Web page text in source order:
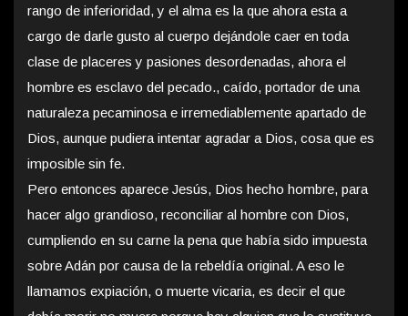
rango de inferioridad, y el alma es la que ahora esta a
cargo de darle gusto al cuerpo dejándole caer en toda
clase de placeres y pasiones desordenadas, ahora el
hombre es esclavo del pecado., caído, portador de una
naturaleza pecaminosa e irremediablemente apartado de
Dios, aunque pudiera intentar agradar a Dios, cosa que es
imposible sin fe.
Pero entonces aparece Jesús, Dios hecho hombre, para
hacer algo grandioso, reconciliar al hombre con Dios,
cumpliendo en su carne la pena que había sido impuesta
sobre Adán por causa de la rebeldía original. A eso le
llamamos expiación, o muerte vicaria, es decir el que